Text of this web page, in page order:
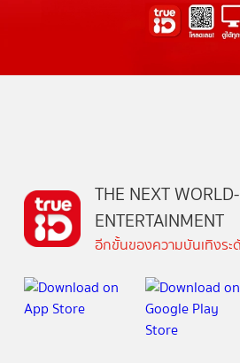
THE NEXT
ENTERTAINMENT
อีกขั้นของความบันเทิงร